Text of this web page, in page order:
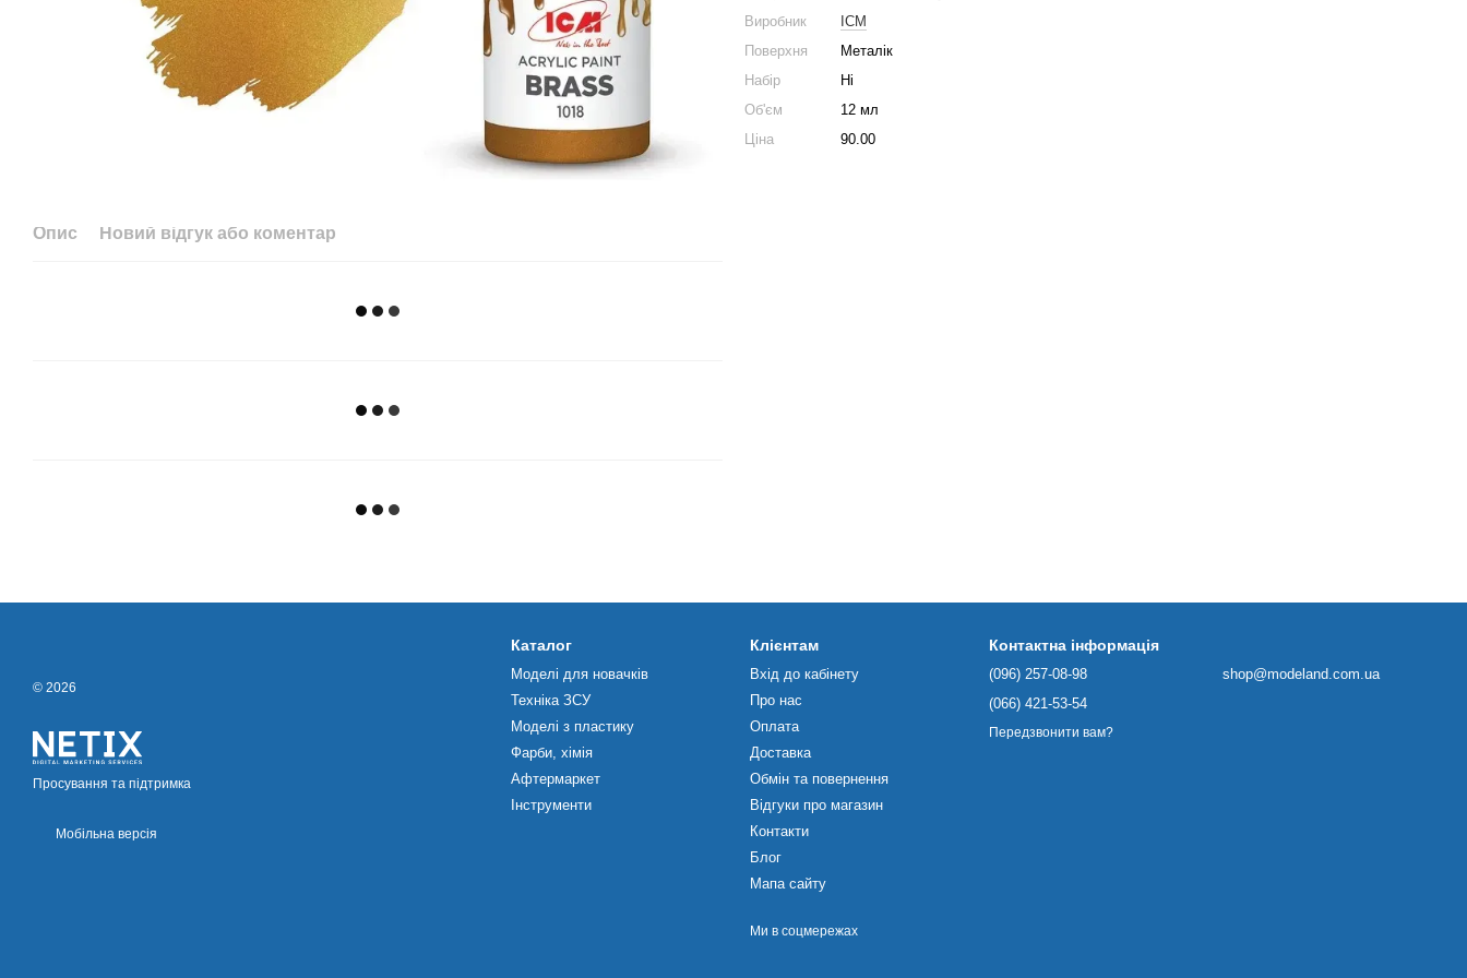
Опис Новий відгук або коментар
Виробник
ICM
Поверхня
Металік
Набір
Ні
Об'єм
12 мл
Ціна
90.00
© 2026
Просування та підтримка
Мобільна версія
Каталог
Моделі для новачків
Техніка ЗСУ
Моделі з пластику
Фарби, хімія
Афтермаркет
Інструменти
Клієнтам
Вхід до кабінету
Про нас
Оплата
Доставка
Обмін та повернення
Відгуки про магазин
Контакти
Блог
Мапа сайту
Ми в соцмережах
Контактна інформація
(096) 257-08-98
(066) 421-53-54
Передзвонити вам?
shop@modeland.com.ua